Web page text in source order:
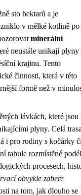
sto hektarů a je
v mělké kotlině po
minerální
neustále unikají plyny
krajinu. Tento
činnosti, která v této
formě než v
lávkách, které jsou
plyny. Celá
i pro rodiny s kočárky
tabule rozmístěné podél
procesech,
obvykle zabere
na tom, jak dlouho se